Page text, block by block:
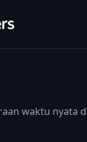
waktu nyata